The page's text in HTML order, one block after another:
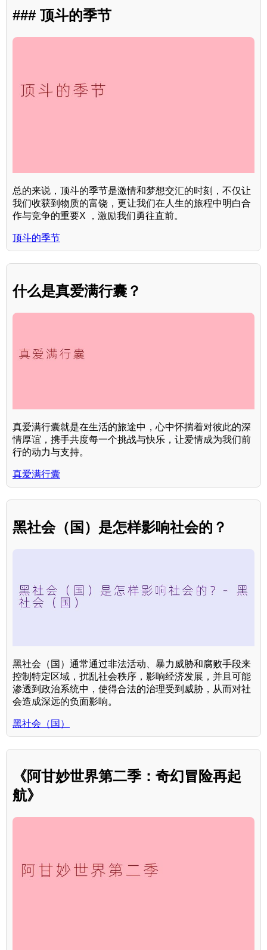
### 顶斗的季节
总的来说，顶斗的季节是激情和梦想交汇的时刻，不仅让
我们收获到物质的富饶，更让我们在人生的旅程中明白合
作与竞争的重要X ，激励我们勇往直前。
顶斗的季节
什么是真爱满行囊？
真爱满行囊就是在生活的旅途中，心中怀揣着对彼此的深
情厚谊，携手共度每一个挑战与快乐，让爱情成为我们前
行的动力与支持。
真爱满行囊
黑社会（国）是怎样影响社会的？
黑社会（国）通常通过非法活动、暴力威胁和腐败手段来
控制特定区域，扰乱社会秩序，影响经济发展，并且可能
渗透到政治系统中，使得合法的治理受到威胁，从而对社
会造成深远的负面影响。
黑社会（国）
《阿甘妙世界第二季：奇幻冒险再起
航》